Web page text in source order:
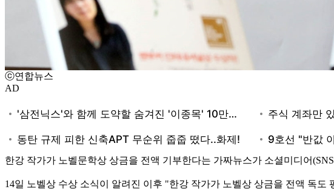
ⓒ연합뉴스
AD
한강 작가가 노벨문학상 상금을 전액 기부한다는 가짜뉴스가 소셜미디어
14일 노벨상 수상 소식이 알려진 이후 "한강 작가가 노벨상 상금을 전액 독